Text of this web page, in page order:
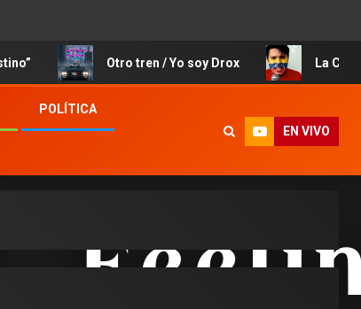
Otro tren / Yo soy Drox La Canción de
POLÍTICA
EN VIVO